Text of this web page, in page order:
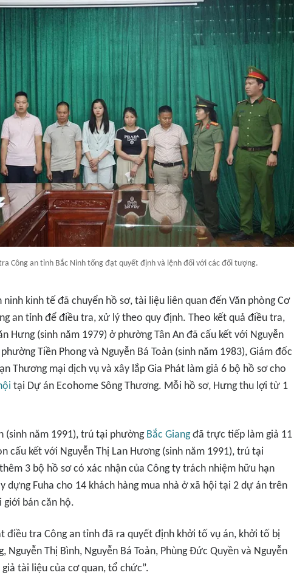
Công an tỉnh Bắc Ninh tống đạt quyết định và lệnh đối với các đối tượng.
ninh kinh tế đã chuyển hồ sơ, tài liệu liên quan đến Văn phòng Cơ
an tỉnh để điều tra, xử lý theo quy định. Theo kết quả điều tra,
Hưng (sinh năm 1979) ở phường Tân An đã cấu kết với Nguyễn
Tiền Phong và Nguyễn Bá Toản (sinh năm 1983), Giám đốc
Thương mại dịch vụ và xây lắp Gia Phát làm giả 6 bộ hồ sơ cho
tại Dự án Ecohome Sông Thương. Mỗi hồ sơ, Hưng thu lợi từ 1
(sinh năm 1991), trú tại phường Bắc Giangđã trực tiếp làm giả 11
cấu kết với Nguyễn Thị Lan Hương (sinh năm 1991), trú tại
3 bộ hồ sơ có xác nhận của Công ty trách nhiệm hữu hạn
dựng Fuha cho 14 khách hàng mua nhà ở xã hội tại 2 dự án trên
giới bán căn hộ.
điều tra Công an tỉnh đã ra quyết định khởi tố vụ án, khởi tố bị
Nguyễn Thị Bình, Nguyễn Bá Toản, Phùng Đức Quyền và Nguyễn
tài liệu của cơ quan, tổ chức”.